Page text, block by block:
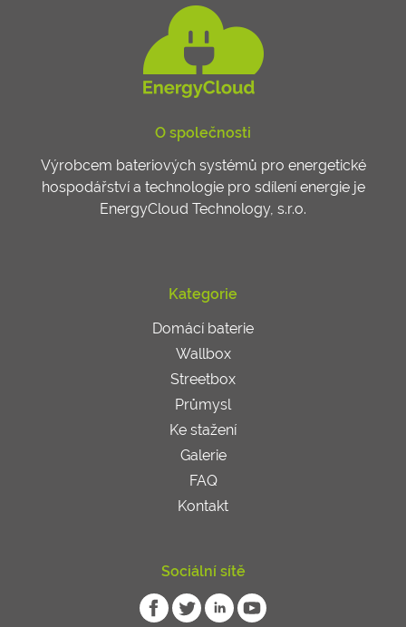
O společnosti
Výrobcem bateriových systémů pro energetické
hospodářství a technologie pro sdílení energie je
EnergyCloud Technology, s.r.o.
Kategorie
Domácí baterie
Wallbox
Streetbox
Průmysl
Ke stažení
Galerie
FAQ
Kontakt
Sociální sítě